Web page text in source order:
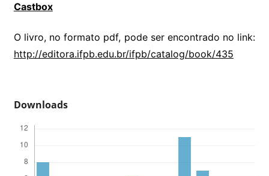
Castbox
O livro, no formato pdf, pode ser encontrado no link:
http://editora.ifpb.edu.br/ifpb/catalog/book/435
Downloads